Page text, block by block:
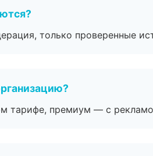
только проверенные
тарифе, премиум — с